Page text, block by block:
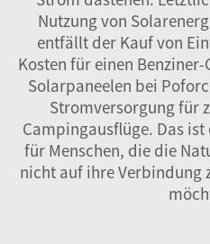
Nutzung von
entfällt der Kauf von
Kosten für einen
Solarpaneelen bei
Stromversorgung für
Campingausflüge. Das
für Menschen, die die
nicht auf ihre Verbindung